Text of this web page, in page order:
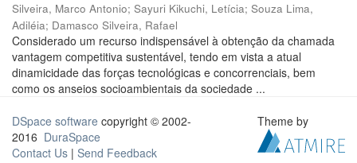
Silveira, Marco Antonio; Sayuri Kikuchi, Letícia; Souza Lima,
Adiléia; Damasco Silveira, Rafael
Considerado um recurso indispensável à obtenção da chamada
vantagem competitiva sustentável, tendo em vista a atual
dinamicidade das forças tecnológicas e concorrenciais, bem
como os anseios socioambientais da sociedade ...
DSpace software copyright © 2002-
2016 DuraSpace
Contact Us | Send Feedback
Theme by